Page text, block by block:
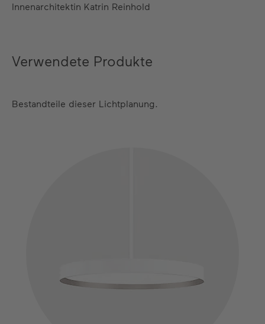
Innenarchitektin Katrin Reinhold
Verwendete Produkte
Bestandteile dieser Lichtplanung.